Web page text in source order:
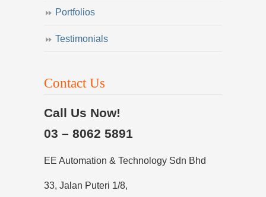
Portfolios
Testimonials
Contact Us
Call Us Now!
03 – 8062 5891
EE Automation & Technology Sdn Bhd
33, Jalan Puteri 1/8,